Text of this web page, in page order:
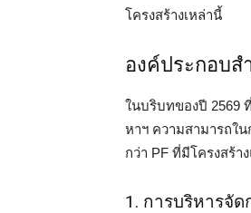
โครงสร้างเหล่านี้
องค์ประกอบส
ในบริบทของปี 2569
หาฯ ความสามารถใ
กว่า PF ที่มีโครงสร้า
1. การบริหารจัด